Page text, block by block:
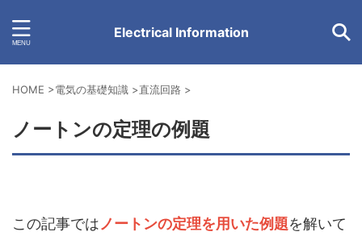
Electrical Information
HOME >電気の基礎知識 >直流回路 >
ノートンの定理の例題
この記事では ノートンの定理を用いた例題を解いて